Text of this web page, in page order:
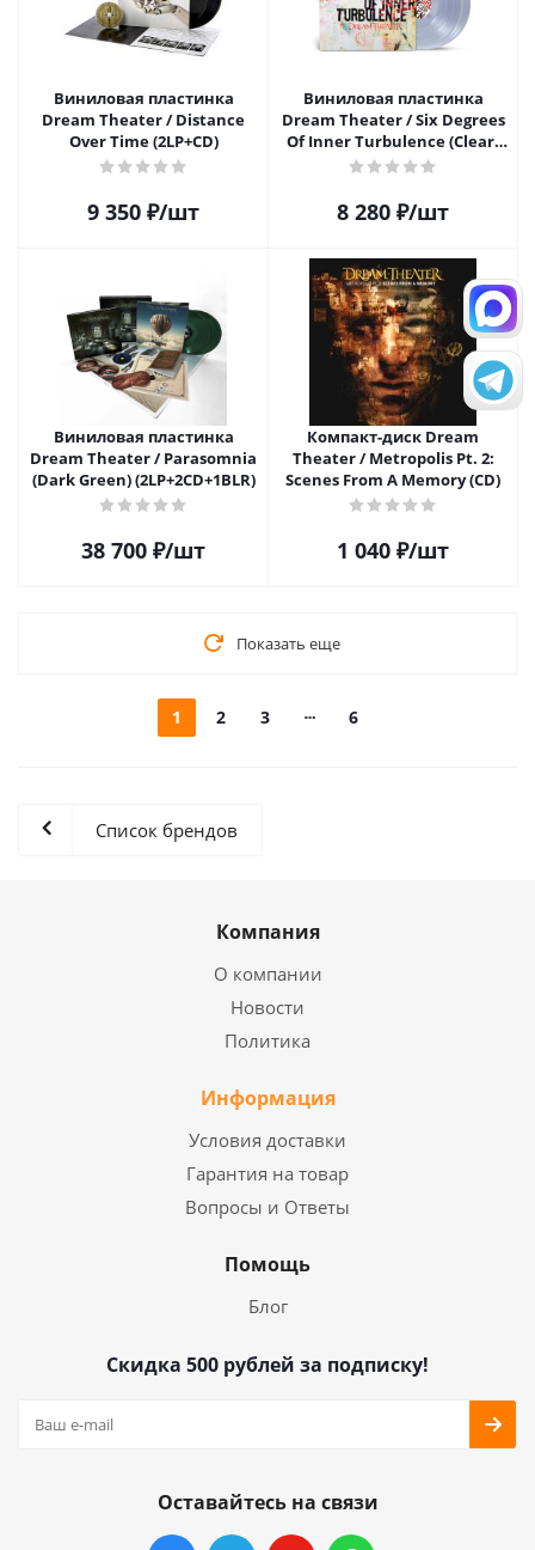
Виниловая пластинка
Dream Theater / Distance
Over Time (2LP+CD)
9 350 ₽/шт
Виниловая пластинка
Dream Theater / Six Degrees
Of Inner Turbulence (Clear)
(2LP)
8 280 ₽/шт
Виниловая пластинка
Dream Theater / Parasomnia
(Dark Green) (2LP+2CD+1BLR)
38 700 ₽/шт
Компакт-диск Dream
Theater / Metropolis Pt. 2:
Scenes From A Memory (CD)
1 040 ₽/шт
Показать еще
1 2 3 6
Список брендов
Компания
О компании
Новости
Политика
Информация
Условия доставки
Гарантия на товар
Вопросы и Ответы
Помощь
Блог
Скидка 500 рублей за подписку!
Оставайтесь на связи